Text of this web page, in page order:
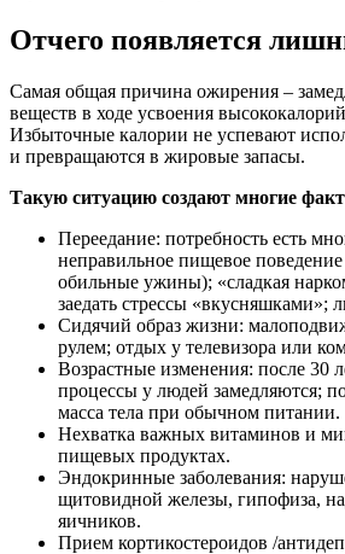
Отчего появляется
Самая общая причина ожирения –
веществ в ходе усвоения
Избыточные калории не успевают
и превращаются в жировые запасы.
Такую ситуацию создают многие
Переедание: потребность есть
неправильное пищевое поведение
обильные ужины); «сладкая
заедать стрессы «вкусняшками»;
Сидячий образ жизни:
рулем; отдых у телевизора или
Возрастные изменения: после 30
процессы у людей замедляются;
масса тела при обычном питании.
Нехватка важных витаминов и
пищевых продуктах.
Эндокринные заболевания:
щитовидной железы, гипофиза,
яичников.
Прием кортикостероидов /